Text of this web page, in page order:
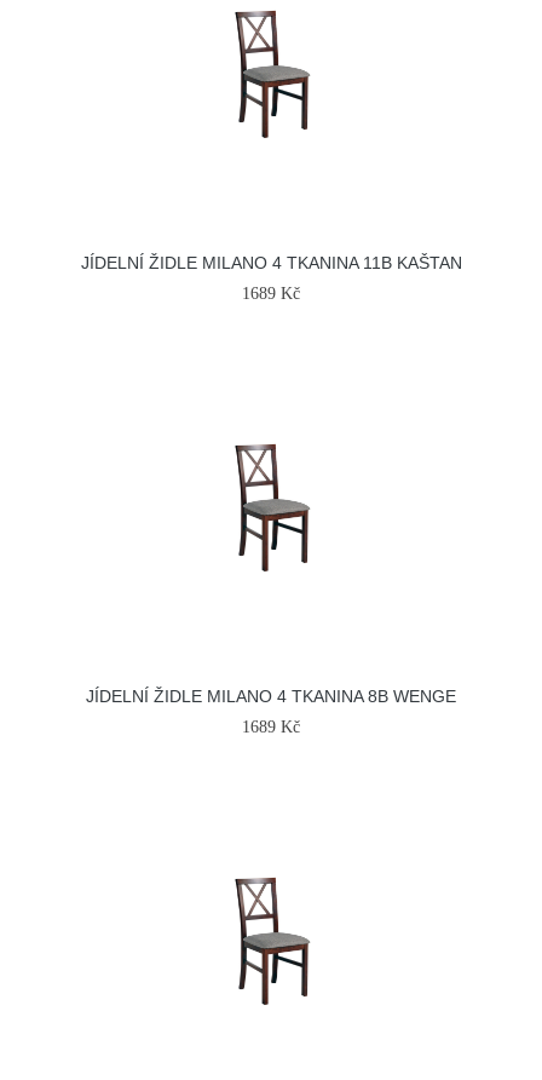
JÍDELNÍ ŽIDLE MILANO 4 TKANINA 11B KAŠTAN
1689 Kč
JÍDELNÍ ŽIDLE MILANO 4 TKANINA 8B WENGE
1689 Kč